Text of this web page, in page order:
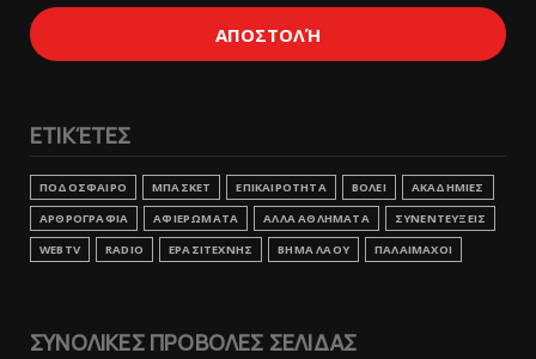
ΕΤΙΚΈΤΕΣ
ΠΟΔΟΣΦΑΙΡΟ ΜΠΑΣΚΕΤ ΕΠΙΚΑΙΡΟΤΗΤΑ ΒΟΛΕΙ
ΑΚΑΔΗΜΙΕΣ
ΑΡΘΡΟΓΡΑΦΙΑ
ΑΦΙΕΡΩΜΑΤΑ ΑΛΛΑ ΑΘΛΗΜΑΤΑ
ΣΥΝΕΝΤΕΥΞΕΙΣ
WEBTV
RADIO ΕΡΑΣΙΤΕΧΝΗΣ ΒΗΜΑ ΛΑΟΥ ΠΑΛΑΙΜΑΧΟΙ
ΣΥΝΟΛΙΚΕΣ ΠΡΟΒΟΛΕΣ ΣΕΛΙΔΑΣ